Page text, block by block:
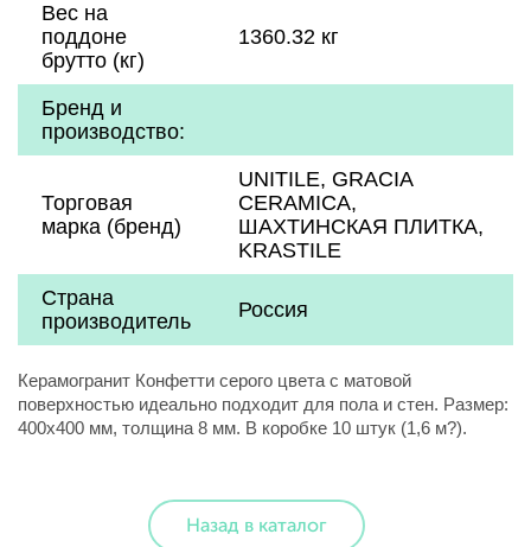
Вес на
поддоне
брутто (кг)
1360.32 кг
Бренд и
производство:
Торговая
марка (бренд)
UNITILE, GRACIA
CERAMICA,
ШАХТИНСКАЯ ПЛИТКА,
KRASTILE
Страна
производитель
Россия
Керамогранит Конфетти серого цвета с матовой
поверхностью идеально подходит для пола и стен. Размер:
400x400 мм, толщина 8 мм. В коробке 10 штук (1,6 м?).
Назад в каталог